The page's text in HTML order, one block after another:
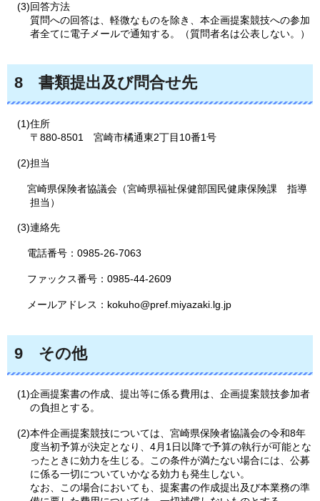
(3)回答方法
質問への回答は、軽微なものを除き、本企画提案競技への参加
者全てに電子メールで通知する。（質問者名は公表しない。）
8 書類提出及び問合せ先
(1)住所
〒880-8501
宮崎市橘通東2丁目10番1号
(2)担当
宮崎県保険者協議会（宮崎県福祉保健部国民健康保険課 指導
担当）
(3)連絡先
電話番号：0985-26-7063
フ ァックス番号：0985-44-2609
メールアドレス：kokuho@pref.miyazaki.lg.jp
9 その他
(1)企画提案書の作成、提出等に係る費用は、企画提案競技参加者
の負担とする。
(2)本件企画提案競技については、宮崎県保険者協議会の令和8年
度当初予算が決定となり、4月1日以降で予算の執行が可能とな
ったときに効力を生じる。この条件が満たない場合には、公募
に係る一切についていかなる効力も発生しない。
なお、この場合においても、提案書の作成提出及び本業務の準